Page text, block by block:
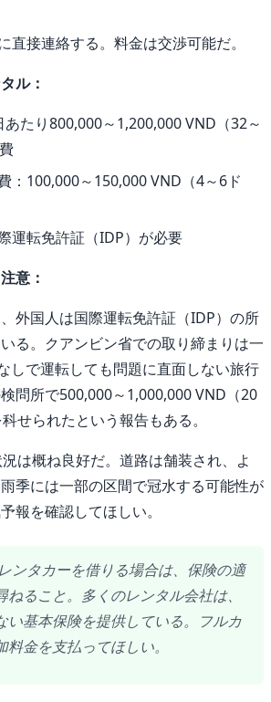
直接連絡する。料金は交渉可能だ。
ル：
あたり800,000～1,200,000 VND（32～
：100,000～150,000 VND（4～6ド
運転免許証（IDP）が必要
意：
外国人は国際運転免許証（IDP）の所
る。クアンビン省での取り締まりは一
しで運転しても問題に直面しない旅行
問所で500,000～1,000,000 VND（20
せられたという報告もある。
は概ね良好だ。道路は舗装され、よ
季には一部の区間で冠水する可能性が
報を確認してほしい。
レンタカーを借りる場合は、保険の適
ること。多くのレンタル会社は、
い基本保険を提供している。フルカ
金を支払ってほしい。